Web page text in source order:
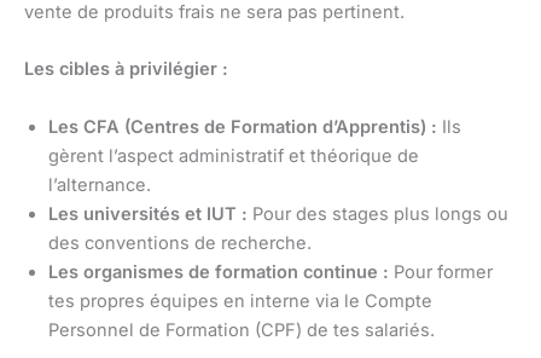
vente de produits frais ne sera pas pertinent.
Les cibles à privilégier :
Les CFA (Centres de Formation d’Apprentis) : Ils
gèrent l’aspect administratif et théorique de
l’alternance.
Les universités et IUT : Pour des stages plus longs ou
des conventions de recherche.
Les organismes de formation continue : Pour former
tes propres équipes en interne via le Compte
Personnel de Formation (CPF) de tes salariés.